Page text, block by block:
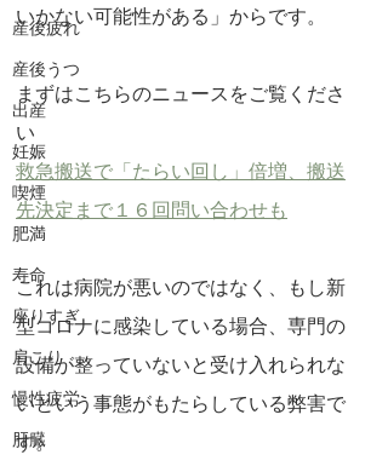
産後疲れ
産後うつ
出産
妊娠
喫煙
肥満
寿命
座りすぎ
肩こり
慢性疲労
肝臓
いかない可能性がある」からです。
まずはこちらのニュースをご覧くださ
い
救急搬送で「たらい回し」倍増、搬送
先決定まで１６回問い合わせも
これは病院が悪いのではなく、もし新
型コロナに感染している場合、専門の
設備が整っていないと受け入れられな
いという事態がもたらしている弊害で
す。